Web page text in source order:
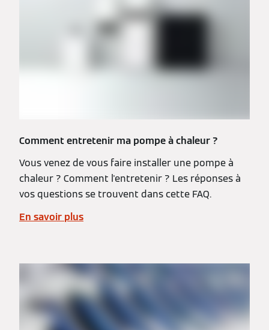
Comment entretenir ma pompe à chaleur ?
Vous venez de vous faire installer une pompe à
chaleur ? Comment l'entretenir ? Les réponses à
vos questions se trouvent dans cette FAQ.
En savoir plus